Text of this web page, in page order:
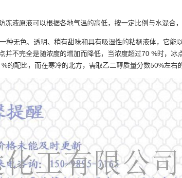
液原液可以根据各地气温的高低，按一定比例与水混合
种无色、透明、稍有甜味和具有吸湿性的粘稠液体，它
不完全是随浓度的增加而降低，当浓度超过70 %时，
配比，而在寒冷的北方，需取乙二醇质量分数50%左右